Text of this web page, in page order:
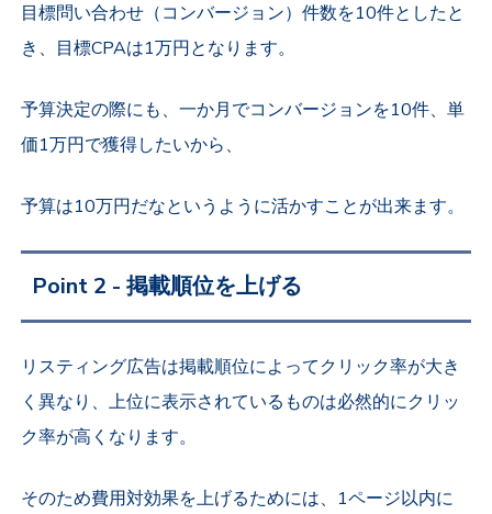
目標問い合わせ（コンバージョン）件数を10件としたと
き、目標CPAは1万円となります。
予算決定の際にも、一か月でコンバージョンを10件、単
価1万円で獲得したいから、
予算は10万円だなというように活かすことが出来ます。
Point 2 - 掲載順位を上げる
リスティング広告は掲載順位によってクリック率が大き
く異なり、上位に表示されているものは必然的にクリッ
ク率が高くなります。
そのため費用対効果を上げるためには、1ページ以内に